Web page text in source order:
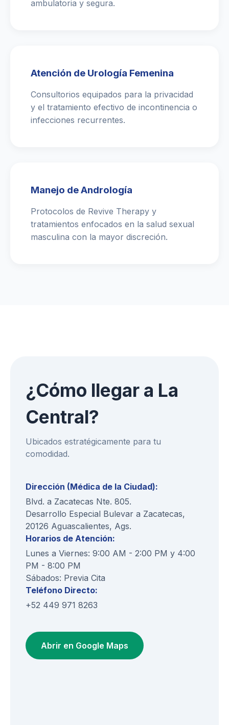
ambulatoria y segura.
Atención de Urología Femenina
Consultorios equipados para la privacidad
y el tratamiento efectivo de incontinencia o
infecciones recurrentes.
Manejo de Andrología
Protocolos de Revive Therapy y
tratamientos enfocados en la salud sexual
masculina con la mayor discreción.
¿Cómo llegar a La
Central?
Ubicados estratégicamente para tu
comodidad.
Dirección (Médica de la Ciudad):
Blvd. a Zacatecas Nte. 805.
Desarrollo Especial Bulevar a Zacatecas,
20126 Aguascalientes, Ags.
Horarios de Atención:
Lunes a Viernes: 9:00 AM - 2:00 PM y 4:00
PM - 8:00 PM
Sábados: Previa Cita
Teléfono Directo:
+52 449 971 8263
Abrir en Google Maps